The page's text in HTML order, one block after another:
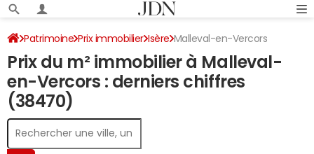
Patrimoine Prix immobilier Isère Malleval-en-Vercors
Prix du m² immobilier à Malleval-
en-Vercors : derniers chiffres
(38470)